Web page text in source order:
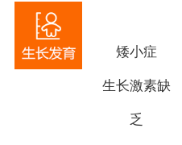
矮小症
生长激素缺
乏